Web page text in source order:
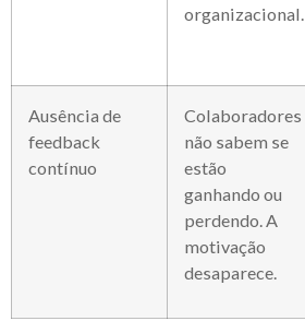
organizacional.
Ausência de
feedback
contínuo
Colaboradores
não sabem se
estão
ganhando ou
perdendo. A
motivação
desaparece.